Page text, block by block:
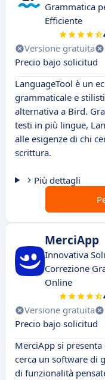
Grammatica
Efficiente
Versione gratuita
Precio bajo solicitud
LanguageTool è un
grammaticale e
alternativa a Bird.
testi in più lingue,
alle esigenze di chi
scrittura.
Più dettagli
MerciApp
Innovativa
Correzione
Online
Versione gratuita
Precio bajo solicitud
MerciApp si
cerca un software di
di funzionalità